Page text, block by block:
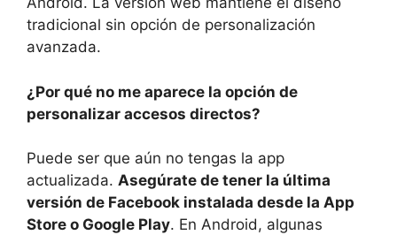
tradicional sin opción de personalización
avanzada.
¿Por qué no me aparece la opción de
personalizar accesos directos?
Puede ser que aún no tengas la app
actualizada. Asegúrate de tener la última
versión de Facebook instalada desde la App
Store o Google Play. En Android, algunas